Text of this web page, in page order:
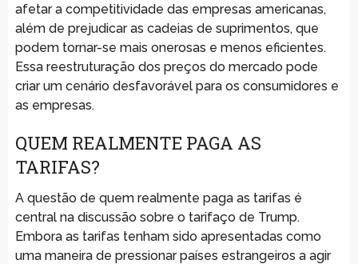
afetar a competitividade das empresas americanas,
além de prejudicar as cadeias de suprimentos, que
podem tornar-se mais onerosas e menos eficientes.
Essa reestruturação dos preços do mercado pode
criar um cenário desfavorável para os consumidores e
as empresas.
QUEM REALMENTE PAGA AS
TARIFAS?
A questão de quem realmente paga as tarifas é
central na discussão sobre o tarifaço de Trump.
Embora as tarifas tenham sido apresentadas como
uma maneira de pressionar países estrangeiros a agir